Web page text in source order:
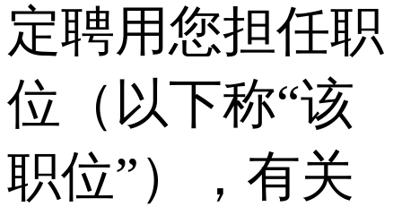
定聘用您担任职
位（以下称“该
职位”），有关